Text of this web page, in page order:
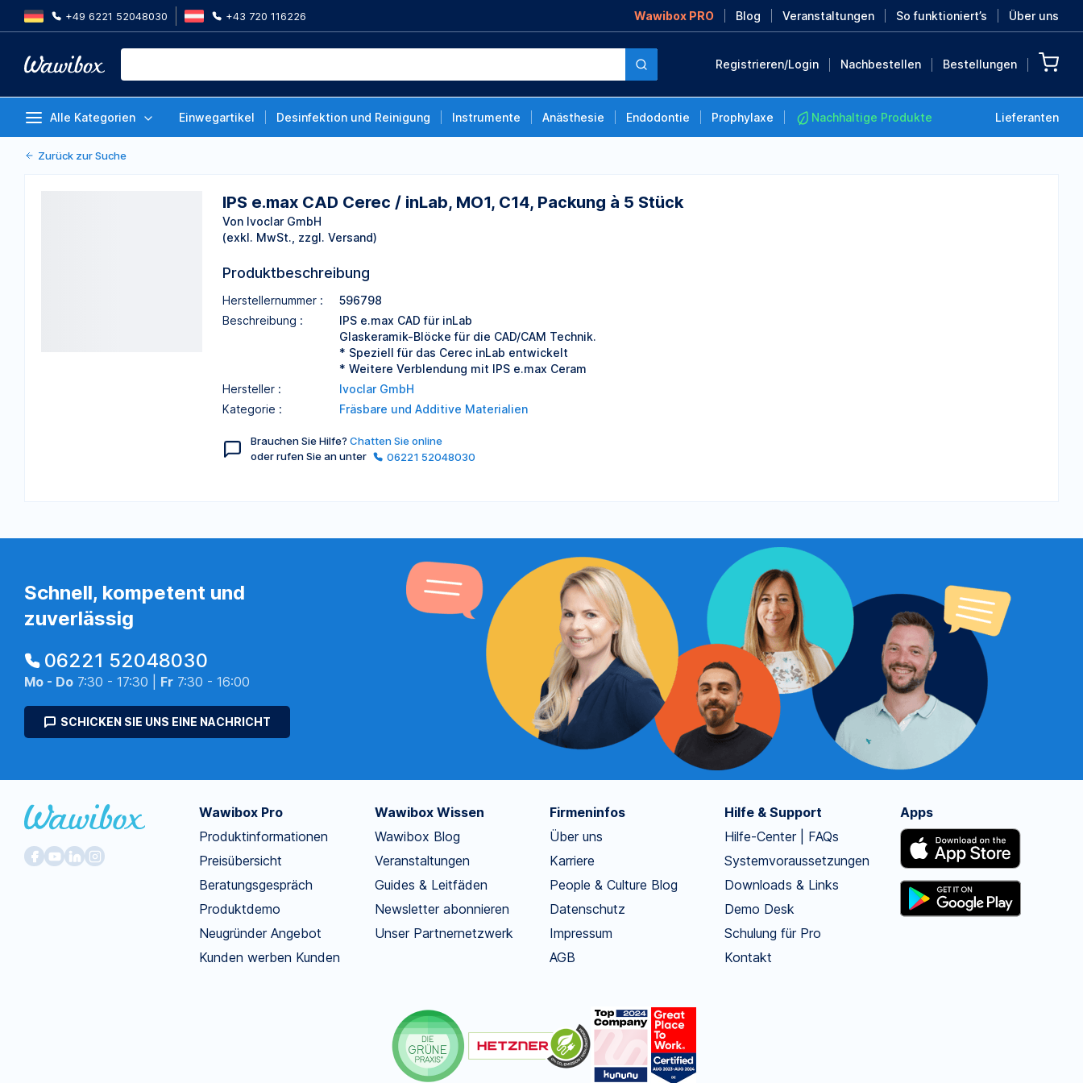
+49 6221 52048030 +43 720 116226 Wawibox PRO Blog Veranstaltungen So funktioniert’s Über uns
Registrieren/Login Nachbestellen Bestellungen
Alle Kategorien Einwegartikel Desinfektion und Reinigung Instrumente Anästhesie Endodontie Prophylaxe Nachhaltige Produkte Lieferanten
IPS e.max CAD Cerec / inLab, MO1, C14, Packung à 5
Zurück zur Suche
IPS e.max CAD Cerec / inLab, MO1, C14, Packung à 5 Stück
Von Ivoclar GmbH
(exkl. MwSt., zzgl. Versand)
Produktbeschreibung
Herstellernummer :
596798
Beschreibung :
IPS e.max CAD für inLab
Glaskeramik-Blöcke für die CAD/CAM Technik.
* Speziell für das Cerec inLab entwickelt
* Weitere Verblendung mit IPS e.max Ceram
Hersteller :
Ivoclar GmbH
Kategorie :
Fräsbare und Additive Materialien
Brauchen Sie Hilfe? Chatten Sie online
oder rufen Sie an unter
06221 52048030
Schnell, kompetent und
zuverlässig
06221 52048030
Mo - Do 7:30 - 17:30 | Fr 7:30 - 16:00
SCHICKEN SIE UNS EINE NACHRICHT
Wawibox Pro
Produktinformationen
Preisübersicht
Beratungsgespräch
Produktdemo
Neugründer Angebot
Kunden werben Kunden
Wawibox Wissen
Wawibox Blog
Veranstaltungen
Guides & Leitfäden
Newsletter abonnieren
Unser Partnernetzwerk
Firmeninfos
Über uns
Karriere
People & Culture Blog
Datenschutz
Impressum
AGB
Hilfe & Support
Hilfe-Center | FAQs
Systemvoraussetzungen
Downloads & Links
Demo Desk
Schulung für Pro
Kontakt
Apps